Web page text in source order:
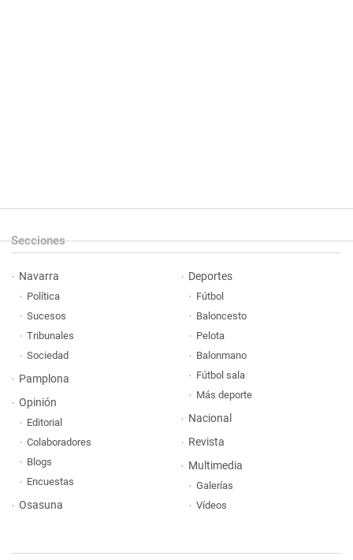
Secciones
Navarra
Política
Sucesos
Tribunales
Sociedad
Pamplona
Opinión
Editorial
Colaboradores
Blogs
Encuestas
Osasuna
Deportes
Fútbol
Baloncesto
Pelota
Balonmano
Fútbol sala
Más deporte
Nacional
Revista
Multimedia
Galerías
Vídeos